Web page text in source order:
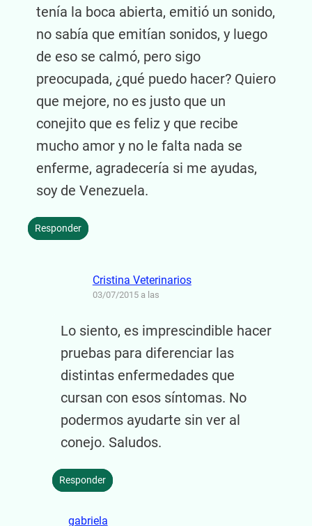
tenía la boca abierta, emitió un sonido,
no sabía que emitían sonidos, y luego
de eso se calmó, pero sigo
preocupada, ¿qué puedo hacer? Quiero
que mejore, no es justo que un
conejito que es feliz y que recibe
mucho amor y no le falta nada se
enferme, agradecería si me ayudas,
soy de Venezuela.
Responder
Cristina Veterinarios
03/07/2015 a las
Lo siento, es imprescindible hacer
pruebas para diferenciar las
distintas enfermedades que
cursan con esos síntomas. No
podermos ayudarte sin ver al
conejo. Saludos.
Responder
gabriela